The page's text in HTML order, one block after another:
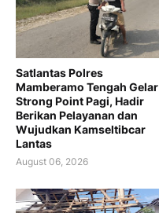
Satlantas Polres
Mamberamo Tengah Gelar
Strong Point Pagi, Hadir
Berikan Pelayanan dan
Wujudkan Kamseltibcar
Lantas
August 06, 2026